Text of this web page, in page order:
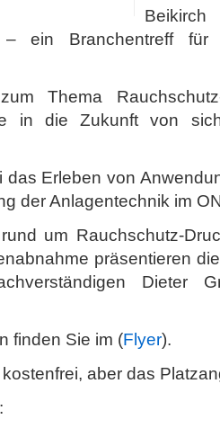
– ein Branchentreff für
Thema
in die Zukunft von
das Erleben von
der Anlagentechnik im
um Rauchschutz-
präsentieren
Dieter
finden Sie im (Flyer).
aber das
: